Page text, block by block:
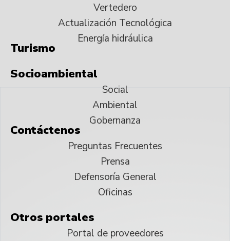
Vertedero
Actualización Tecnológica
Energía hidráulica
Turismo
Socioambiental
Social
Ambiental
Gobernanza
Contáctenos
Preguntas Frecuentes
Prensa
Defensoría General
Oficinas
Otros portales
Portal de proveedores